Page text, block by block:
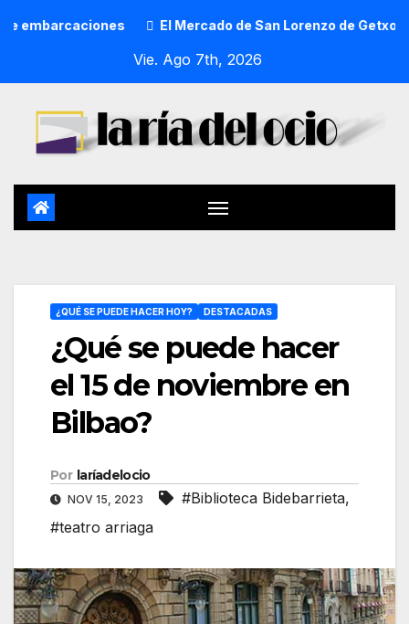
El Mercado de San Lorenzo de Getxo
Vie. Ago 7th, 2026
¿QUÉ SE PUEDE HACER HOY? DESTACADAS
¿Qué se puede hacer
el 15 de noviembre en
Bilbao?
Por laríadelocio
NOV 15, 2023 #Biblioteca Bidebarrieta,
#teatro arriaga